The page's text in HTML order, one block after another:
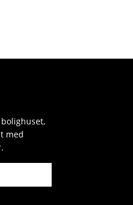
med